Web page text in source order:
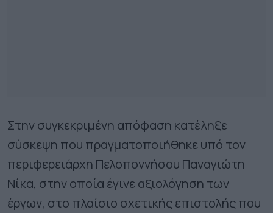
Στην συγκεκριμένη απόφαση κατέληξε
σύσκεψη που πραγματοποιήθηκε υπό τον
περιφερειάρχη Πελοποννήσου Παναγιώτη
Νίκα, στην οποία έγινε αξιολόγηση των
έργων, στο πλαίσιο σχετικής επιστολής που